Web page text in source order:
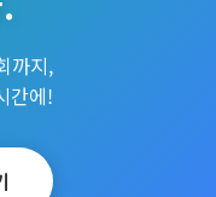
까지,
간에!